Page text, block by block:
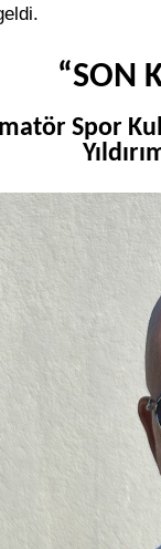
“SON
Spor